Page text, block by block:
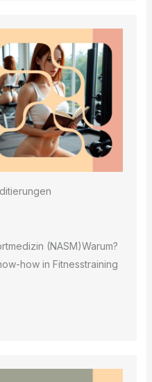
(NASM)Warum?
how in Fitnesstraining